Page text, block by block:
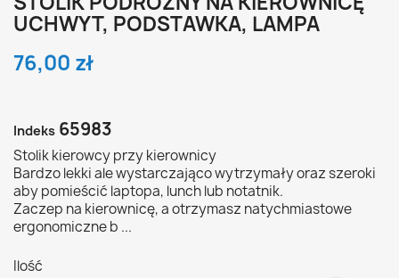
UCHWYT, PODSTAWKA, LAMPA
76,00 zł
Indeks 65983
Stolik kierowcy przy kierownicy
Bardzo lekki ale wystarczająco wytrzymały oraz szeroki
aby pomieścić laptopa, lunch lub notatnik.
Zaczep na kierownicę, a otrzymasz natychmiastowe
ergonomiczne b ...
Ilość